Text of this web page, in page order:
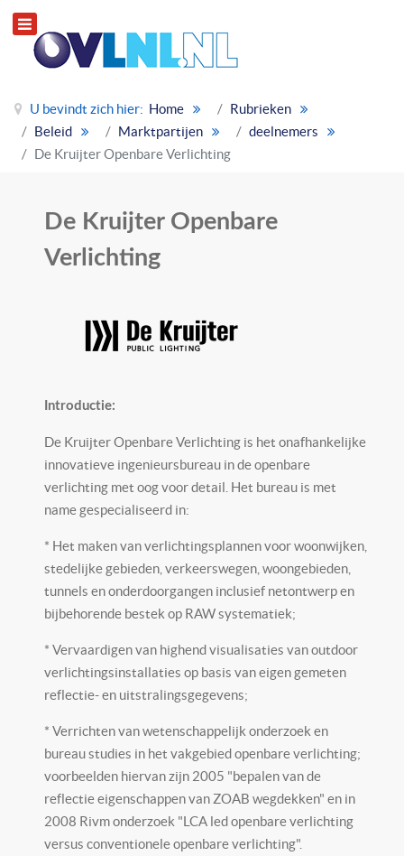
U bevindt zich hier: Home
Rubrieken
Beleid
Marktpartijen
deelnemers
De Kruijter Openbare Verlichting
De Kruijter Openbare
Verlichting
Introductie:
De Kruijter Openbare Verlichting is het onafhankelijke
innovatieve ingenieursbureau in de openbare
verlichting met oog voor detail. Het bureau is met
name gespecialiseerd in:
* Het maken van verlichtingsplannen voor woonwijken,
stedelijke gebieden, verkeerswegen, woongebieden,
tunnels en onderdoorgangen inclusief netontwerp en
bijbehorende bestek op RAW systematiek;
* Vervaardigen van highend visualisaties van outdoor
verlichtingsinstallaties op basis van eigen gemeten
reflectie- en uitstralingsgegevens;
* Verrichten van wetenschappelijk onderzoek en
bureau studies in het vakgebied openbare verlichting;
voorbeelden hiervan zijn 2005 "bepalen van de
reflectie eigenschappen van ZOAB wegdekken" en in
2008 Rivm onderzoek "LCA led openbare verlichting
versus conventionele openbare verlichting".